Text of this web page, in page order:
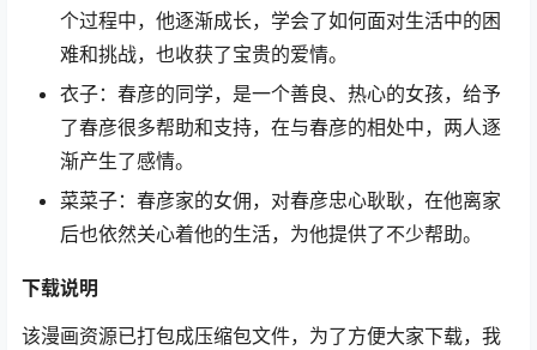
个过程中，他逐渐成长，学会了如何面对生活中的困
难和挑战，也收获了宝贵的爱情。
衣子：春彦的同学，是一个善良、热心的女孩，给予
了春彦很多帮助和支持，在与春彦的相处中，两人逐
渐产生了感情。
菜菜子：春彦家的女佣，对春彦忠心耿耿，在他离家
后也依然关心着他的生活，为他提供了不少帮助。
下载说明
该漫画资源已打包成压缩包文件，为了方便大家下载，我